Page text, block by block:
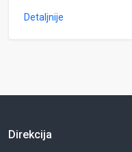
Detaljnije
Direkcija